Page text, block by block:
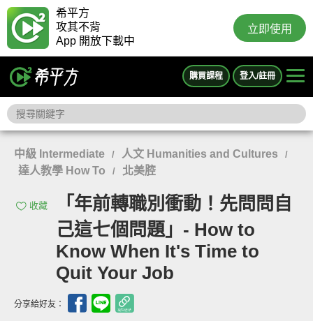
希平方
攻其不背
App 開放下載中
立即使用
購買課程 登入/註冊
中級 Intermediate / 人文 Humanities and Cultures /
達人教學 How To / 北美腔
收藏
「年前轉職別衝動！先問問自
己這七個問題」- How to
Know When It's Time to
Quit Your Job
分享給好友：